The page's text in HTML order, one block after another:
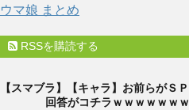
ウマ娘 まとめ
RSSを購読する
【スマブラ】【キャラ】お前らがＳ
回答がコチラｗｗｗｗｗｗ